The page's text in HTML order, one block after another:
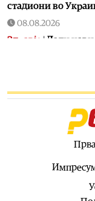
стадиони во
08.08.2026
Здравје | Дали
е договор за
УЕФА
на поранешна
08.08.2026
Денеска